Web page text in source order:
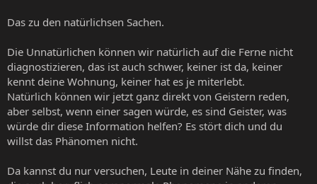
Das zu den natürlichsen Sachen.
Die Unnatürlichen können wir natürlich auf die Ferne nicht
diagnostizieren, das ist auch schwer, keiner ist da, keiner
kennt deine Wohnung, keiner hat es je miterlebt.
Natürlich können wir jetzt ganz direkt von Geistern reden,
aber selbst, wenn einer sagen würde, es sind Geister, was
würde dir diese Information helfen? Es stört dich und du
willst das Phänomen nicht.
Da kannst du nur versuchen, Leute in deiner Nähe zu finden,